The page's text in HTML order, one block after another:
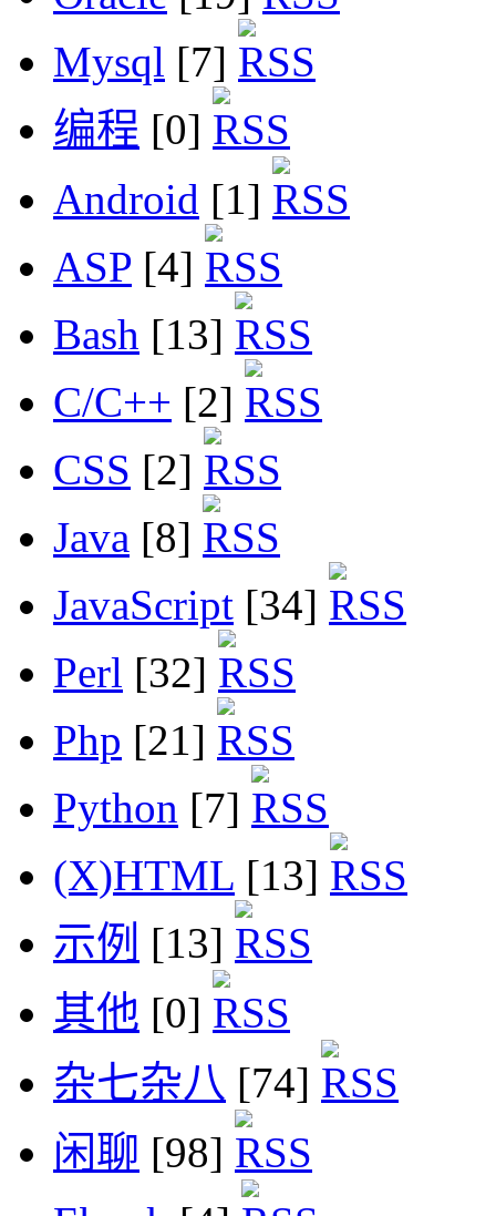
Mysql [7]
编程 [0]
Android [1]
ASP [4]
Bash [13]
C/C++ [2]
CSS [2]
Java [8]
JavaScript [34]
Perl [32]
Php [21]
Python [7]
(X)HTML [13]
示例 [13]
其他 [0]
杂七杂八 [74]
闲聊 [98]